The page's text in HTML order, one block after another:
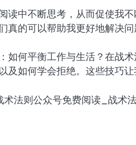
读中不断思考，从而促使我
的可以帮助我更好地解决问
如何平衡工作与生活？在战
及如何学会拒绝。这些技巧